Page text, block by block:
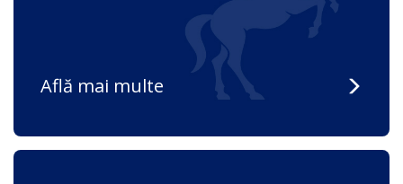
Află mai multe